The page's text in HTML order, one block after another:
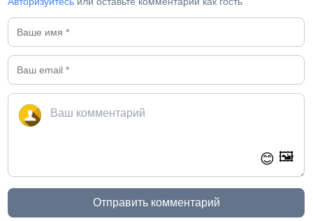
😊 🖼️
Отправить комментарий